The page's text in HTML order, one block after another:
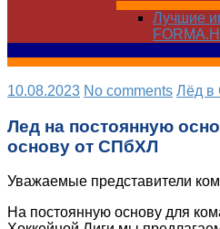
Лучшие
10.08.2023 No comments Лёд в
Лед на постоянную
основу от СПбХЛ
Уважаемые представители
На постоянную основу для